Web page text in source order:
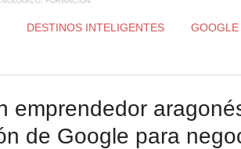
DESTINOS INTELIGENTES GOOGLE
emprendedor
de Google para